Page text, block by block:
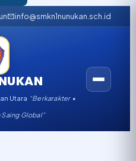
Barat, Kabupaten Nunukan,
info@smkn1nunukan.sch.id
Utara “Berkarakter •
Global”